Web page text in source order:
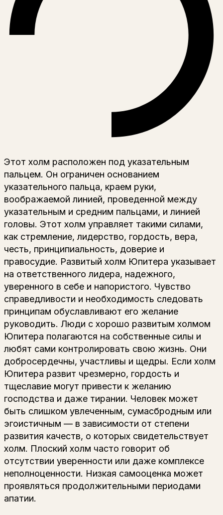
Этот холм расположен под указательным
пальцем. Он ограничен основанием
указательного пальца, краем руки,
воображаемой лини­ей, проведенной между
указательным и средним пальцами, и лини­ей
головы. Этот холм управляет такими силами,
как стремление, лидерство, гордость, ве­ра,
честь, принципиальность, доверие и
правосудие. Развитый холм Юпитера указывает
на ответственного лидера, надежного,
уверенно­го в себе и напористого. Чувство
справедливости и необходимость следовать
принципам обуславливают его желание
руководить. Люди с хорошо развитым холмом
Юпитера полагаются на собственные си­лы и
любят сами контролировать свою жизнь. Они
добросердечны, участливы и щедры. Если холм
Юпитера развит чрезмерно, гордость и
тщеславие мо­гут привести к желанию
господства и даже тирании. Человек может
быть слишком увлеченным, сумасбродным или
эгоистичным — в за­висимости от степени
развития качеств, о которых свидетельствует
холм. Плоский холм часто говорит об
отсутствии уверенности или даже комплексе
неполноценности. Низкая самооценка может
прояв­ляться продолжительными периодами
апатии.